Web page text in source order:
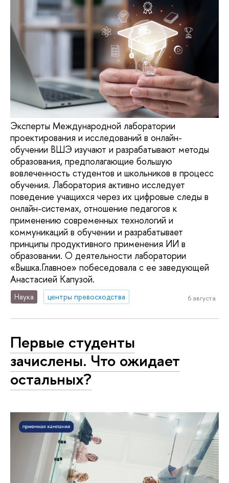
Эксперты Международной лаборатории
проектирования и исследований в онлайн-
обучении ВШЭ изучают и разрабатывают методы
образования, предполагающие большую
вовлеченность студентов и школьников в процесс
обучения. Лаборатория активно исследует
поведение учащихся через их цифровые следы в
онлайн-системах, отношение педагогов к
применению современных технологий и
коммуникаций в обучении и разрабатывает
принципы продуктивного применения ИИ в
образовании. О деятельности лаборатории
«Вышка.Главное» побеседовала с ее заведующей
Анастасией Капузой.
Наука центры превосходства 6 августа
Первые студенты
зачислены. Что ожидает
остальных?